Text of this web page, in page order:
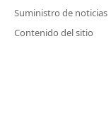
Suministro de noticias
Contenido del sitio